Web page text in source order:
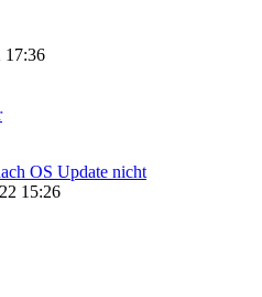
17:36
OS Update nicht
15:26